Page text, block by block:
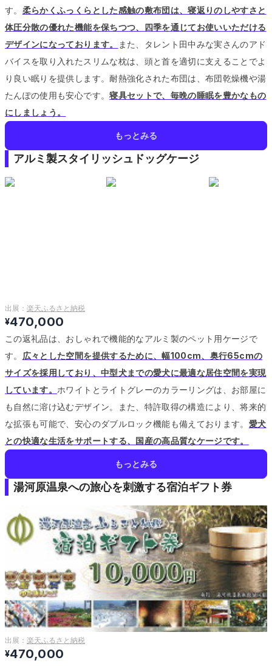
す。 柔らかくふっくらとした感触の敷布団は、寝返りのしやすさと
体圧分散の優れた機能を保ちつつ、四季を通じてお使いいただける
デザインになっております。
また、タレント田中みな実さんのアド
バイスを取り入れたスリムな枕は、頭と首を適切に支えることでよ
り良い眠りを提供します。耐熱強化された布団は、布団乾燥機や湯
たんぽの使用も安心です。寝具セットで、毎晩の睡眠を豊かなもの
にしましょう。
もっとみる
アルミ製スタイリッシュドッグケージ
出展： 楽天ふるさと納税
¥470,000
この返礼品は、おしゃれで機能的なアルミ製のペット用ケージで
す。 広々とした空間を提供するために、幅100cm、奥行65cmの
サイズを採用しており、中型犬までの愛犬に最適な居住空間を実現
しています。 ホワイトとライトグレーのカラーリングは、お部屋に
も自然に溶け込むデザイン。
また、特許取得の構造により、将来的
な拡張も可能で、安心のダブルロック機能も備えております。 愛犬
との快適な生活をサポートする、国産の高品質なケージです。
もっとみる
湯河原温泉への旅心を刺激する宿泊ギフト券
出展： 楽天ふるさと納税
¥470,000